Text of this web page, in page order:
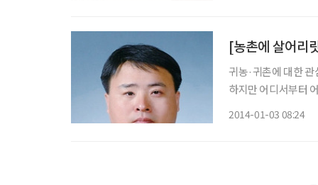
[농촌에 살어리
귀농·귀촌에 대한
하지만 어디서부터
2014-01-03 08:24